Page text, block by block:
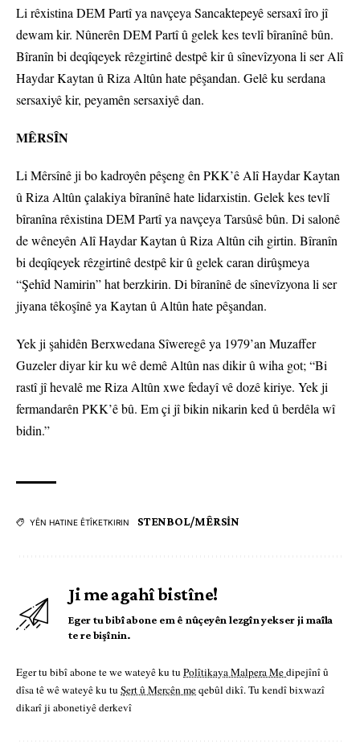
Li rêxistina DEM Partî ya navçeya Sancaktepeyê sersaxî îro jî
dewam kir. Nûnerên DEM Partî û gelek kes tevlî bîranînê bûn.
Bîranîn bi deqîqeyek rêzgirtinê destpê kir û sînevîzyona li ser Alî
Haydar Kaytan û Riza Altûn hate pêşandan. Gelê ku serdana
sersaxiyê kir, peyamên sersaxiyê dan.
MÊRSÎN
Li Mêrsînê ji bo kadroyên pêşeng ên PKK’ê Alî Haydar Kaytan
û Riza Altûn çalakiya bîranînê hate lidarxistin. Gelek kes tevlî
bîranîna rêxistina DEM Partî ya navçeya Tarsûsê bûn. Di salonê
de wêneyên Alî Haydar Kaytan û Riza Altûn cih girtin. Bîranîn
bi deqîqeyek rêzgirtinê destpê kir û gelek caran dirûşmeya
“Şehîd Namirin” hat berzkirin. Di bîranînê de sînevîzyona li ser
jiyana têkoşînê ya Kaytan û Altûn hate pêşandan.
Yek ji şahidên Berxwedana Sîweregê ya 1979’an Muzaffer
Guzeler diyar kir ku wê demê Altûn nas dikir û wiha got; “Bi
rastî jî hevalê me Riza Altûn xwe fedayî vê dozê kiriye. Yek ji
fermandarên PKK’ê bû. Em çi jî bikin nikarin ked û berdêla wî
bidin.”
YÊN HATINE ÊTÎKETKIRIN STENBOL/MÊRSİN
Ji me agahî bistîne!
Eger tu bibî abone em ê nûçeyên lezgîn yekser ji maîla
te re bişînin.
Eger tu bibî abone te we wateyê ku tu Polîtikaya Malpera Medipejînî û
dîsa tê wê wateyê ku tu Şert û Mercên meqebûl dikî. Tu kendî bixwazî
dikarî ji abonetiyê derkevî